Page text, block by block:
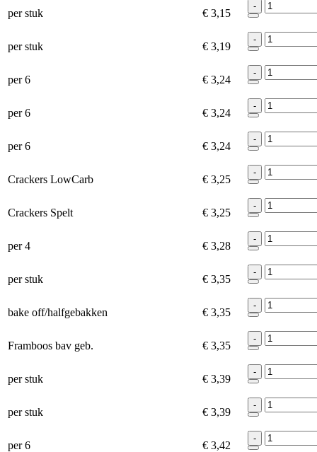
per stuk € 3,15
-
per stuk € 3,19
-
per 6 € 3,24
-
per 6 € 3,24
-
per 6 € 3,24
-
Crackers LowCarb € 3,25
-
Crackers Spelt € 3,25
-
per 4 € 3,28
-
per stuk € 3,35
-
bake off/halfgebakken € 3,35
-
Framboos bav geb. € 3,35
-
per stuk € 3,39
-
per stuk € 3,39
-
per 6 € 3,42
-